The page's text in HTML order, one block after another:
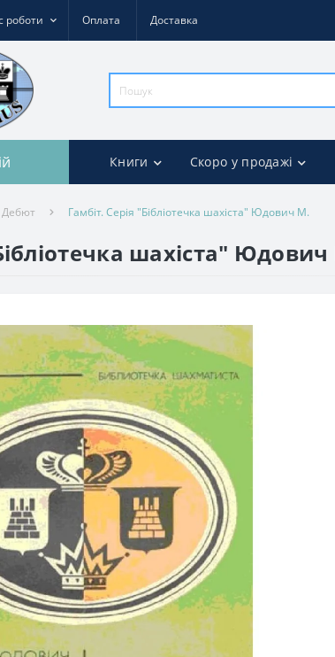
роботи Оплата Доставка
Книги Скоро у продажі
Дебют Гамбіт. Серія "Бібліотечка шахіста" Юдович М.
шахіста"